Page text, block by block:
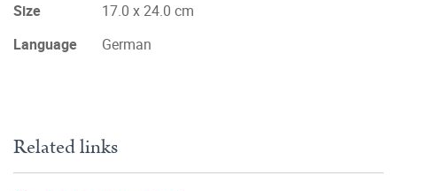
Size
17.0 x 24.0 cm
Language
German
Related links